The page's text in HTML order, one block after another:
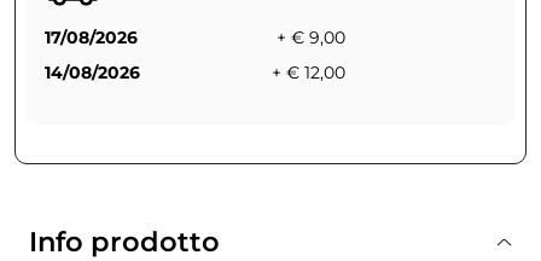
17/08/2026
+ € 9,00
14/08/2026
+ € 12,00
Info prodotto